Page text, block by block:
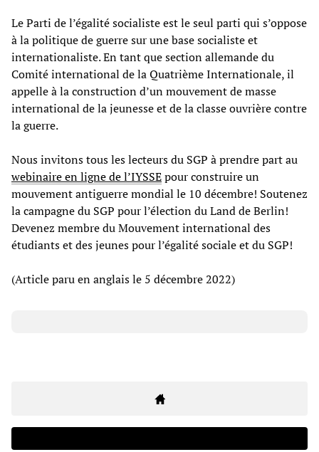
Le Parti de l’égalité socialiste est le seul parti qui s’oppose
à la politique de guerre sur une base socialiste et
internationaliste. En tant que section allemande du
Comité international de la Quatrième Internationale, il
appelle à la construction d’un mouvement de masse
international de la jeunesse et de la classe ouvrière contre
la guerre.
Nous invitons tous les lecteurs du SGP à prendre part au
webinaire en ligne de l’IYSSEpour construire un
mouvement antiguerre mondial le 10 décembre! Soutenez
la campagne du SGP pour l’élection du Land de Berlin!
Devenez membre du Mouvement international des
étudiants et des jeunes pour l’égalité sociale et du SGP!
(Article paru en anglais le 5 décembre 2022)